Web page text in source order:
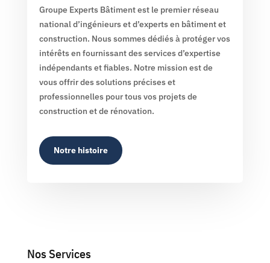
Groupe Experts Bâtiment est le premier réseau
national d’ingénieurs et d’experts en bâtiment et
construction. Nous sommes dédiés à protéger vos
intérêts en fournissant des services d’expertise
indépendants et fiables. Notre mission est de
vous offrir des solutions précises et
professionnelles pour tous vos projets de
construction et de rénovation.
Notre histoire
Nos Services